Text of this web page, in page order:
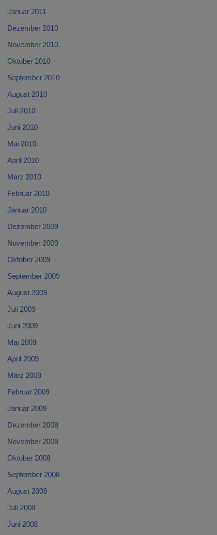
Januar 2011
Dezember 2010
November 2010
Oktober 2010
September 2010
August 2010
Juli 2010
Juni 2010
Mai 2010
April 2010
März 2010
Februar 2010
Januar 2010
Dezember 2009
November 2009
Oktober 2009
September 2009
August 2009
Juli 2009
Juni 2009
Mai 2009
April 2009
März 2009
Februar 2009
Januar 2009
Dezember 2008
November 2008
Oktober 2008
September 2008
August 2008
Juli 2008
Juni 2008